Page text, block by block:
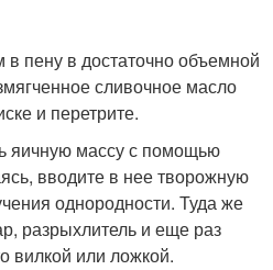
в пену в достаточно объемной
сливочное масло
и перетрите.
яичную массу с помощью
вводите в нее творожную
однородности. Туда же
разрыхлитель и еще раз
вилкой или ложкой.